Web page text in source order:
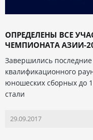
ОПРЕДЕЛЕНЫ ВСЕ
ЧЕМПИОНАТА АЗИИ-
Завершились
квалификационного
юношеских сборных до
стали
29.09.2017